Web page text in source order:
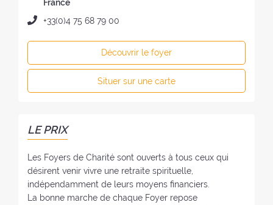
o
r
e
e
u
r
France
T
e
:
+33(0)4 75 68 79 00
Découvrir le foyer
Situer sur une carte
LE PRIX
Les Foyers de Charité sont ouverts à tous ceux qui
désirent venir vivre une retraite spirituelle,
indépendamment de leurs moyens financiers.
La bonne marche de chaque Foyer repose